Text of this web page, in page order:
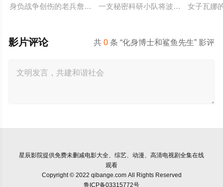
身负战争创伤的老兵詹姆斯·毕肖普警探，正努力回归正常生活
一支秘密科研小队将波派囚禁在地下
女子瓦娜
共0 条 “化身博士和鲨鱼先生” 影评
影片评论
星辰影院提供免费未删减电影大全、综艺、动漫、高清电视剧全集在线
观看
Copyright © 2022 qibange.com All Rights Reserved
鲁ICP备03315772号